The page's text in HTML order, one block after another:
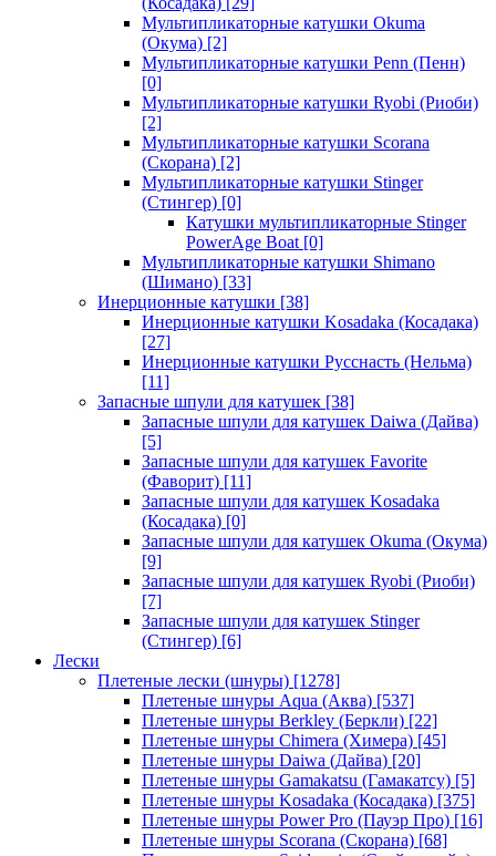
Мультипликаторные катушки Okuma
(Окума) [2]
Мультипликаторные катушки Penn (Пенн)
[0]
Мультипликаторные катушки Ryobi (Риоби)
[2]
Мультипликаторные катушки Scorana
(Скорана) [2]
Мультипликаторные катушки Stinger
(Стингер) [0]
Катушки мультипликаторные Stinger
PowerAge Boat [0]
Мультипликаторные катушки Shimano
(Шимано) [33]
Инерционные катушки [38]
Инерционные катушки Kosadaka (Косадака)
[27]
Инерционные катушки Русснасть (Нельма)
[11]
Запасные шпули для катушек [38]
Запасные шпули для катушек Daiwa (Дайва)
[5]
Запасные шпули для катушек Favorite
(Фаворит) [11]
Запасные шпули для катушек Kosadaka
(Косадака) [0]
Запасные шпули для катушек Okuma (Окума)
[9]
Запасные шпули для катушек Ryobi (Риоби)
[7]
Запасные шпули для катушек Stinger
(Стингер) [6]
Лески
Плетеные лески (шнуры) [1278]
Плетеные шнуры Aqua (Аква) [537]
Плетеные шнуры Berkley (Беркли) [22]
Плетеные шнуры Chimera (Химера) [45]
Плетеные шнуры Daiwa (Дайва) [20]
Плетеные шнуры Gamakatsu (Гамакатсу) [5]
Плетеные шнуры Kosadaka (Косадака) [375]
Плетеные шнуры Power Pro (Пауэр Про) [16]
Плетеные шнуры Scorana (Скорана) [68]